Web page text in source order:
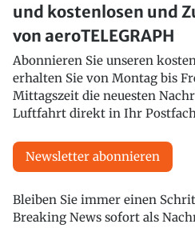
und kostenlosen und
von aeroTELEGRAPH
Abonnieren Sie unseren
erhalten Sie von Montag bis
Mittagszeit die neuesten
Luftfahrt direkt in Ihr
Newsletter abonnieren
Bleiben Sie immer einen
Breaking News sofort als